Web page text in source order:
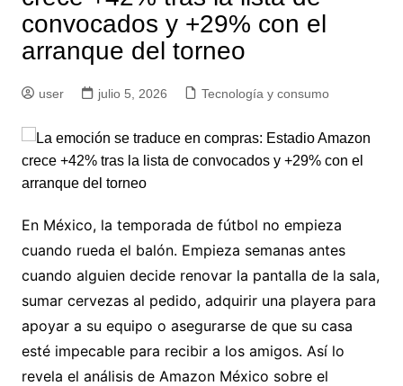
convocados y +29% con el
arranque del torneo
user julio 5, 2026 Tecnología y consumo
En México, la temporada de fútbol no empieza
cuando rueda el balón. Empieza semanas antes
cuando alguien decide renovar la pantalla de la sala,
sumar cervezas al pedido, adquirir una playera para
apoyar a su equipo o asegurarse de que su casa
esté impecable para recibir a los amigos. Así lo
revela el análisis de Amazon México sobre el